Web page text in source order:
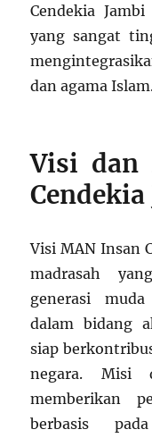
Cendekia
yang sangat
dan agama
Visi dan
Cendekia
Visi MAN Insan
madrasah
generasi
dalam bidang
siap
negara. Misi
memberikan
berbasis